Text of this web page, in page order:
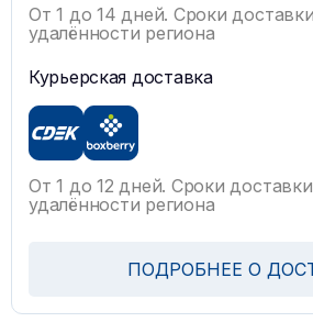
От 1 до 14 дней. Сроки
удалённости региона
Курьерская доставка
От 1 до 12 дней. Сроки
удалённости региона
ПОДРОБНЕЕ О